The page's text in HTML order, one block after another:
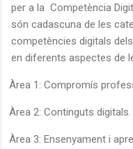
per a la Competència
són cadascuna de les
competències digitals
en diferents aspectes de
Àrea 1: Compromís
Àrea 2: Continguts digitals.
Àrea 3: Ensenyament i